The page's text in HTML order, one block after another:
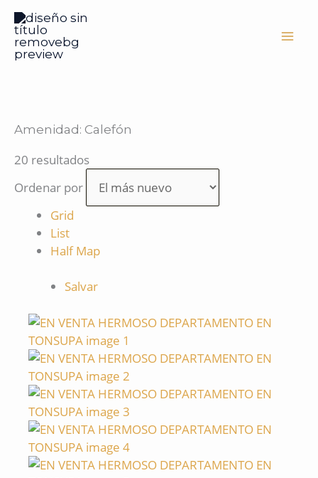
contenido
Amenidad: Calefón
20 resultados
Ordenar por
Grid
List
Half Map
Salvar